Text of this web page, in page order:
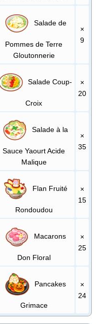
Salade de
Pommes de Terre
Gloutonnerie
×
9
Salade Coup-
Croix
×
20
Salade à la
Sauce Yaourt Acide
Malique
×
35
Flan Fruité
Rondoudou
×
15
Macarons
Don Floral
×
25
Pancakes
Grimace
×
24